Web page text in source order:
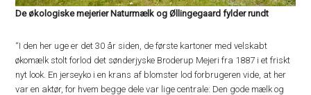
De økologiske mejerier Naturmælk og Øllingegaard fylder rundt
“I den her uge er det 30 år siden, de første kartoner med velskabt
økomælk stolt forlod det sønderjyske Broderup Mejeri fra 1887 i et friskt
nyt look. En jerseyko i en krans af blomster lod forbrugeren vide, at her
var en aktør, for hvem begge dele var lige centrale: Den gode mælk og